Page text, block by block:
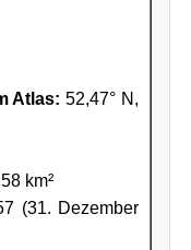
Atlas: 52,47° N,
km²
(31. Dezember